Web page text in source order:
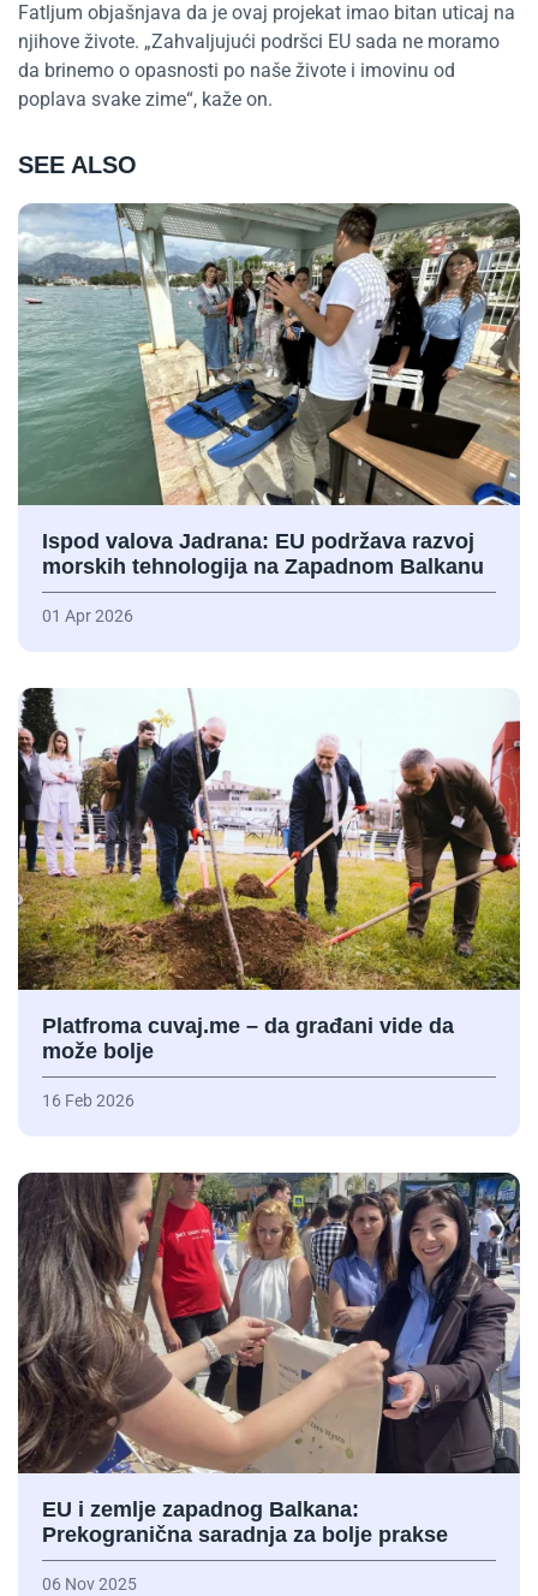
Fatljum objašnjava da je ovaj projekat imao bitan uticaj na
njihove živote. „Zahvaljujući podršci EU sada ne moramo
da brinemo o opasnosti po naše živote i imovinu od
poplava svake zime“, kaže on.
SEE ALSO
Ispod valova Jadrana: EU podržava razvoj
morskih tehnologija na Zapadnom Balkanu
01 Apr 2026
Platfroma cuvaj.me – da građani vide da
može bolje
16 Feb 2026
EU i zemlje zapadnog Balkana:
Prekogranična saradnja za bolje prakse
06 Nov 2025